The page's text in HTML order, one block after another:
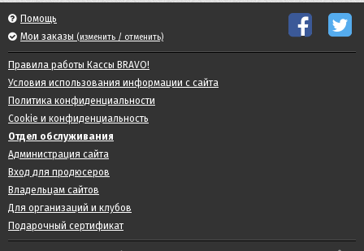
Помощь
Мои заказы (изменить / отменить)
Правила работы Кассы BRAVO!
Условия использования информации с сайта
Политика конфиденциальности
Cookie и конфиденциальность
Отдел обслуживания
Администрация сайта
Вход для продюсеров
Владельцам сайтов
Для организаций и клубов
Подарочный сертификат